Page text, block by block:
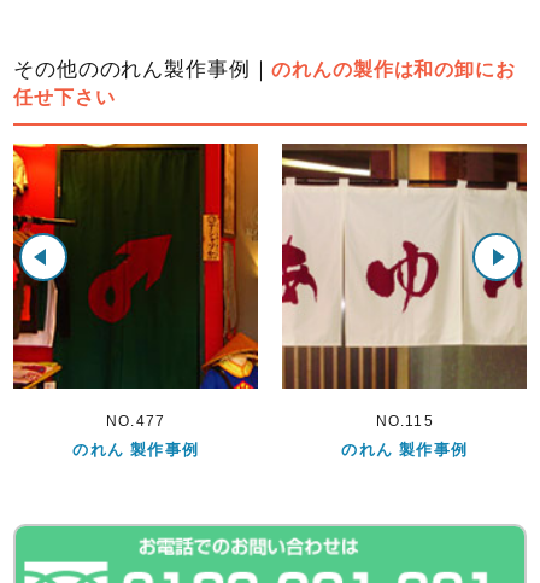
その他ののれん製作事例｜のれんの製作は和の卸にお
任せ下さい
のれん 製作事例 のれん 製作事例